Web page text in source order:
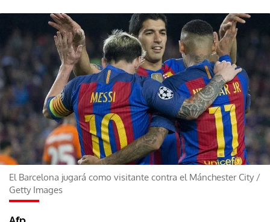
El Barcelona jugará como visitante contra el Mánchester City/
Getty Images